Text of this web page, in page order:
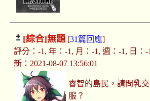
[綜合]無題[31篇回應]
評分：-1, 年：-1, 月：-1, 週：-1, 日：-
新：2021-08-07 13:56:01
睿智的島民，請問乳
服？